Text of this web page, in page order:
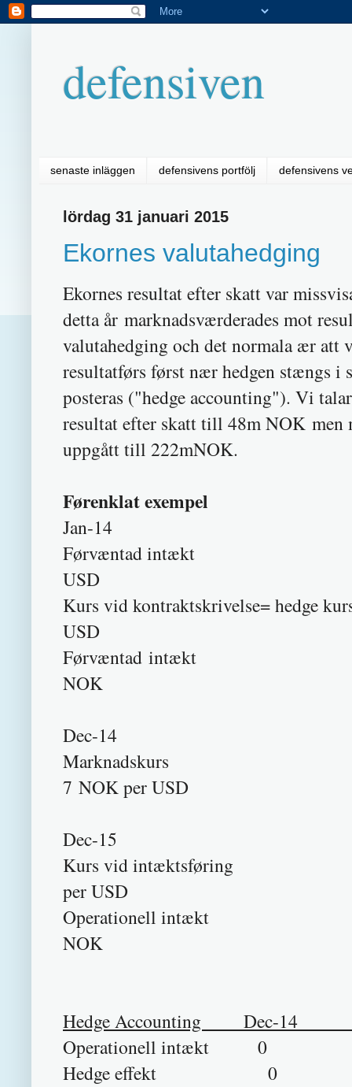
defensiven
senaste inläggen defensivens portfölj defensivens
lördag 31 januari 2015
Ekornes valutahedging
Ekornes resultat efter skatt var
detta år marknadsværderades mot
valutahedging och det normala ær att
resultatførs først nær hedgen stængs i
posteras ("hedge accounting"). Vi
resultat efter skatt till 48m NOK men
uppgått till 222mNOK.
Førenklat exempel
Jan-14
USD
Kurs vid
USD
NOK
Dec-14
7 NOK per USD
Dec-15
Kurs vid
per USD
NOK
Hedge Accounting
Operationell
Hedge effekt